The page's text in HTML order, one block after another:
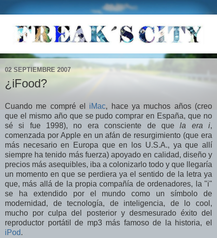
02 SEPTIEMBRE 2007
¿iFood?
Cuando me compré el iMac, hace ya muchos años (creo
que el mismo año que se pudo comprar en España, que no
sé si fue 1998), no era consciente de quela era i,
comenzada por Apple en un afán de resurgimiento (que era
más necesario en Europa que en los U.S.A., ya que allí
siempre ha tenido más fuerza) apoyado en calidad, diseño y
precios más asequibles, iba a colonizarlo todo y que llegaría
un momento en que se perdiera ya el sentido de la letra ya
que, más allá de la propia compañía de ordenadores, la "i"
se ha extendido por el mundo como un símbolo de
modernidad, de tecnología, de inteligencia, de lo cool,
mucho por culpa del posterior y desmesurado éxito del
reproductor portátil de mp3 más famoso de la historia, el
iPod.